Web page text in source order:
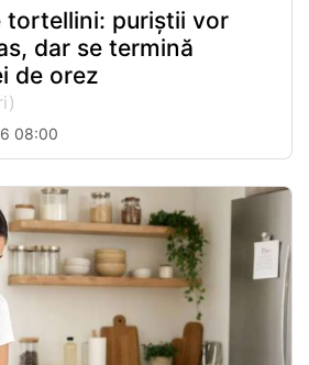
tortellini: puriștii vor
dar se termină
de orez
08:00